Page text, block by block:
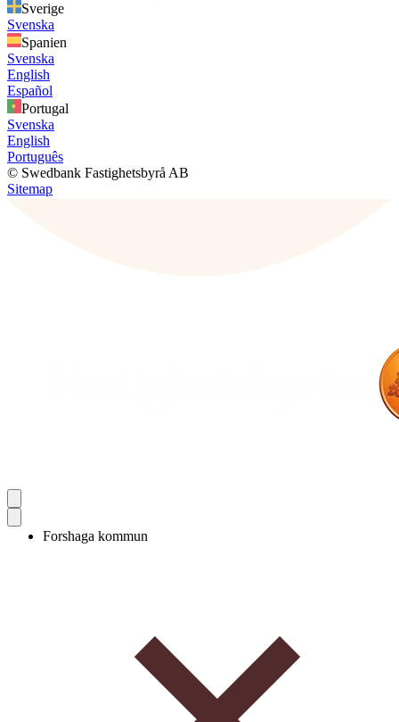
Sverige
Svenska
Spanien
Svenska
English
Español
Portugal
Svenska
English
Português
© Swedbank Fastighetsbyrå AB
Sitemap
Forshaga kommun